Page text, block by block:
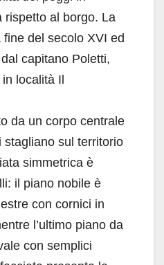
rispetto al borgo. La
del secolo XVI ed
capitano Poletti,
località Il
da un corpo centrale
sul territorio
simmetrica è
il piano nobile è
con cornici in
l’ultimo piano da
con semplici